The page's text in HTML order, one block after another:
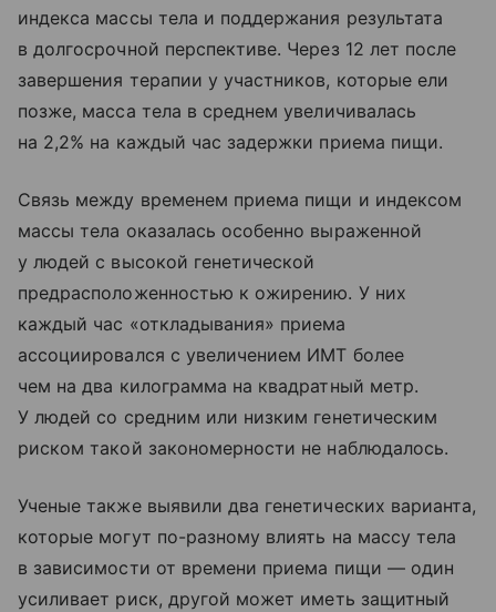
индекса массы тела и поддержания результата
в долгосрочной перспективе. Через 12 лет после
завершения терапии у участников, которые ели
позже, масса тела в среднем увеличивалась
на 2,2% на каждый час задержки приема пищи.
Связь между временем приема пищи и индексом
массы тела оказалась особенно выраженной
у людей с высокой генетической
предрасположенностью к ожирению. У них
каждый час «откладывания» приема
ассоциировался с увеличением ИМТ более
чем на два килограмма на квадратный метр.
У людей со средним или низким генетическим
риском такой закономерности не наблюдалось.
Ученые также выявили два генетических варианта,
которые могут по-разному влиять на массу тела
в зависимости от времени приема пищи — один
усиливает риск, другой может иметь защитный